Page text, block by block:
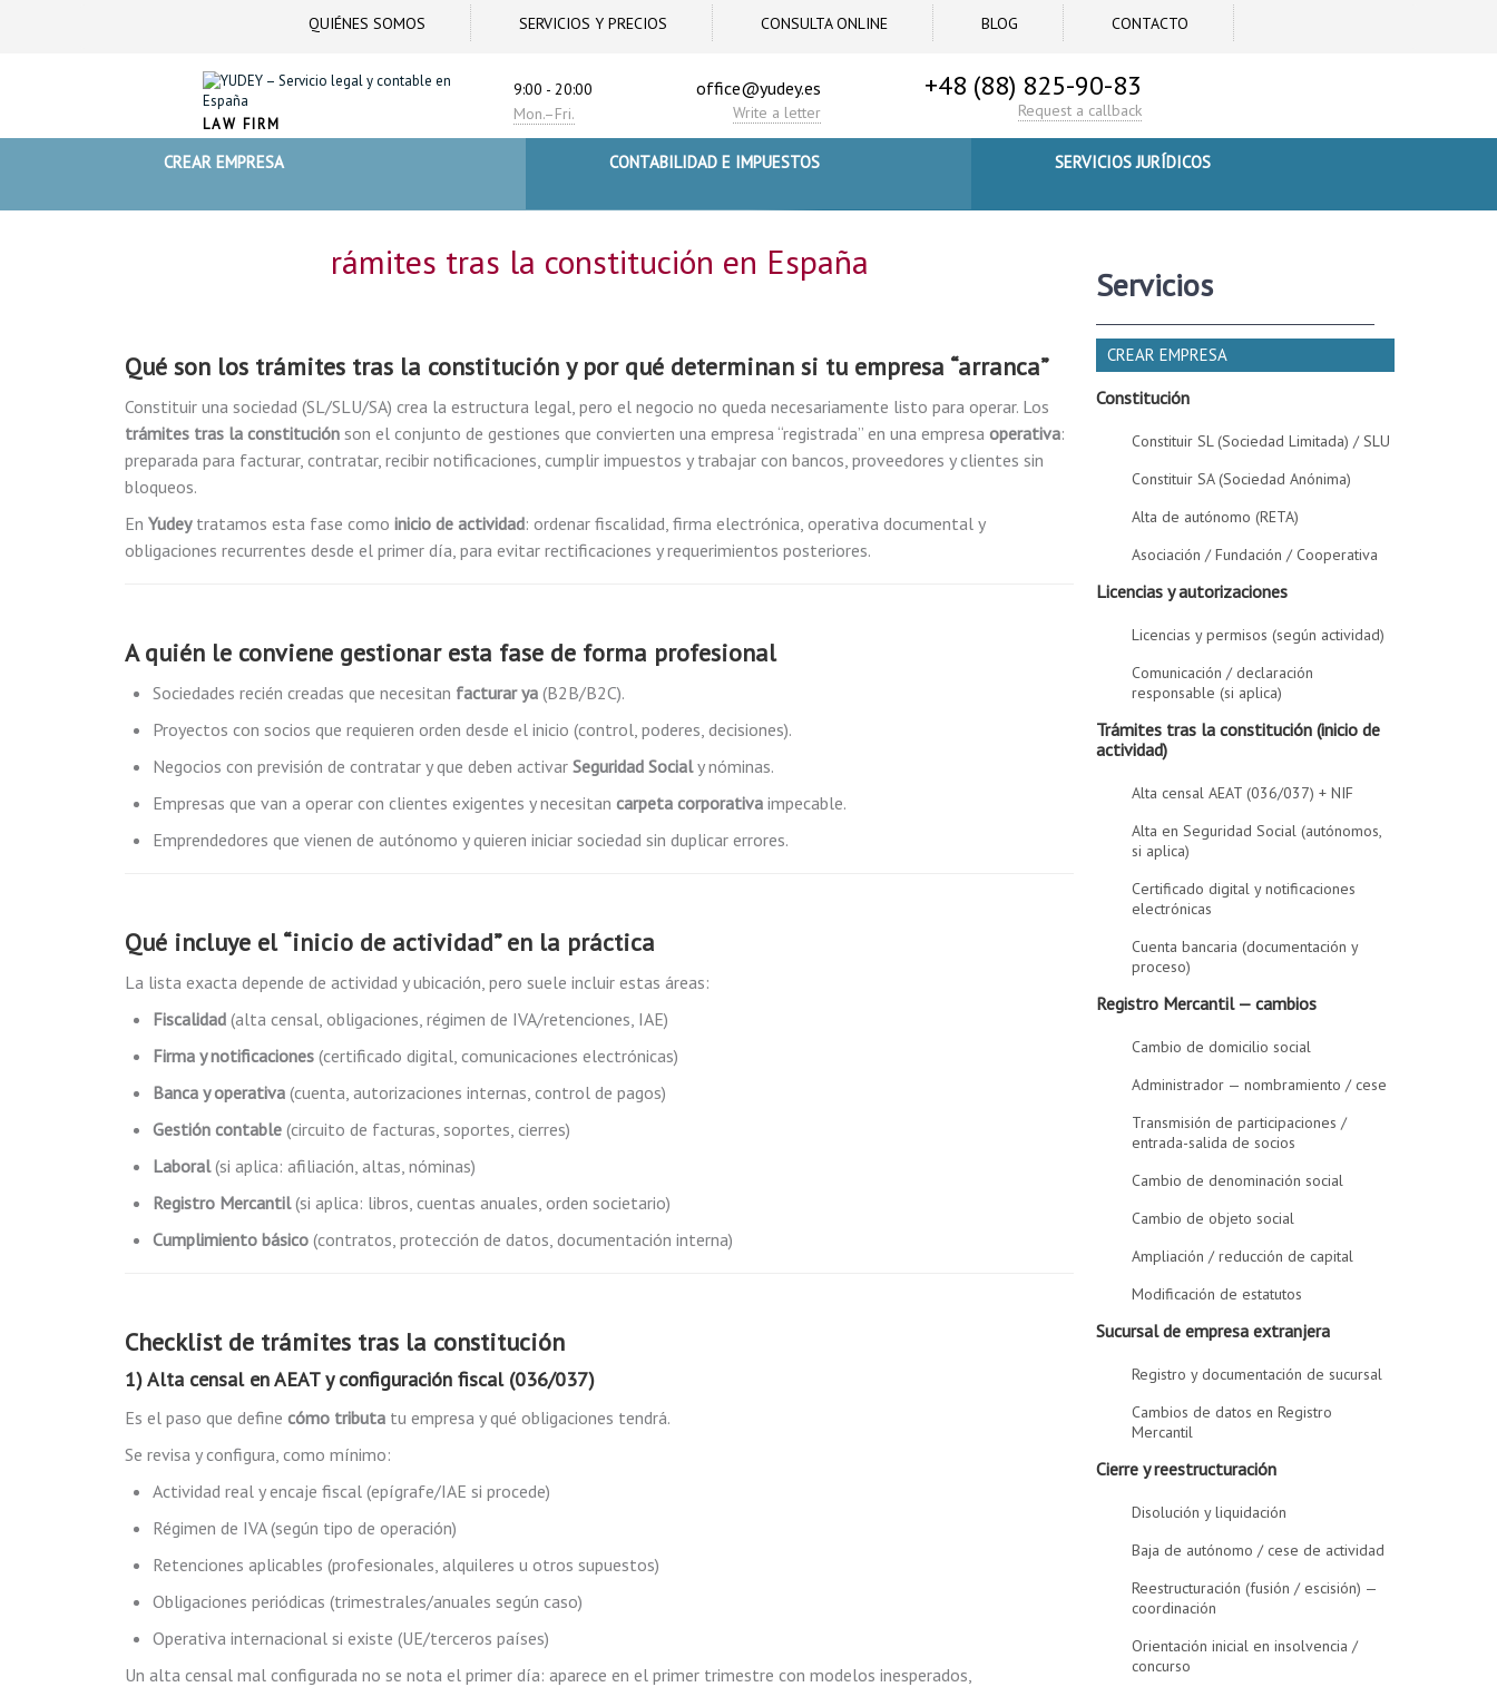
QUIÉNES SOMOS SERVICIOS Y PRECIOS CONSULTA ONLINE BLOG CONTACTO
LAW FIRM
9:00 - 20:00
Mon.–Fri.
office@yudey.es
Write a letter
+48 (88) 825-90-83
Request a callback
CREAR EMPRESA CONTABILIDAD E IMPUESTOS SERVICIOS JURÍDICOS
rámites tras la constitución en España
Qué son los trámites tras la constitución y por qué determinan si tu empresa “arranca”
Constituir una sociedad (SL/SLU/SA) crea la estructura legal, pero el negocio no queda necesariamente listo para operar. Los
trámites tras la constitución son el conjunto de gestiones que convierten una empresa “registrada” en una empresa operativa:
preparada para facturar, contratar, recibir notificaciones, cumplir impuestos y trabajar con bancos, proveedores y clientes sin
bloqueos.
En Yudeytratamos esta fase como inicio de actividad: ordenar fiscalidad, firma electrónica, operativa documental y
obligaciones recurrentes desde el primer día, para evitar rectificaciones y requerimientos posteriores.
A quién le conviene gestionar esta fase de forma profesional
Sociedades recién creadas que necesitan facturar ya (B2B/B2C).
Proyectos con socios que requieren orden desde el inicio (control, poderes, decisiones).
Negocios con previsión de contratar y que deben activar Seguridad Socialy nóminas.
Empresas que van a operar con clientes exigentes y necesitan carpeta corporativa impecable.
Emprendedores que vienen de autónomo y quieren iniciar sociedad sin duplicar errores.
Qué incluye el “inicio de actividad” en la práctica
La lista exacta depende de actividad y ubicación, pero suele incluir estas áreas:
Fiscalidad (alta censal, obligaciones, régimen de IVA/retenciones, IAE)
Firma y notificaciones (certificado digital, comunicaciones electrónicas)
Banca y operativa (cuenta, autorizaciones internas, control de pagos)
Gestión contable (circuito de facturas, soportes, cierres)
Laboral(si aplica: afiliación, altas, nóminas)
Registro Mercantil(si aplica: libros, cuentas anuales, orden societario)
Cumplimiento básico (contratos, protección de datos, documentación interna)
Checklist de trámites tras la constitución
1) Alta censal en AEAT y configuración fiscal (036/037)
Es el paso que define cómo tributa tu empresa y qué obligaciones tendrá.
Se revisa y configura, como mínimo:
Actividad real y encaje fiscal (epígrafe/IAE si procede)
Régimen de IVA (según tipo de operación)
Retenciones aplicables (profesionales, alquileres u otros supuestos)
Obligaciones periódicas (trimestrales/anuales según caso)
Operativa internacional si existe (UE/terceros países)
Un alta censal mal configurada no se nota el primer día: aparece en el primer trimestre con modelos inesperados,
Servicios
CREAR EMPRESA
Constitución
Constituir SL (Sociedad Limitada) / SLU
Constituir SA (Sociedad Anónima)
Alta de autónomo (RETA)
Asociación / Fundación / Cooperativa
Licencias y autorizaciones
Licencias y permisos (según actividad)
Comunicación / declaración
responsable (si aplica)
Trámites tras la constitución (inicio de
actividad)
Alta censal AEAT (036/037) + NIF
Alta en Seguridad Social (autónomos,
si aplica)
Certificado digital y notificaciones
electrónicas
Cuenta bancaria (documentación y
proceso)
Registro Mercantil — cambios
Cambio de domicilio social
Administrador — nombramiento / cese
Transmisión de participaciones /
entrada-salida de socios
Cambio de denominación social
Cambio de objeto social
Ampliación / reducción de capital
Modificación de estatutos
Sucursal de empresa extranjera
Registro y documentación de sucursal
Cambios de datos en Registro
Mercantil
Cierre y reestructuración
Disolución y liquidación
Baja de autónomo / cese de actividad
Reestructuración (fusión / escisión) —
coordinación
Orientación inicial en insolvencia /
concurso